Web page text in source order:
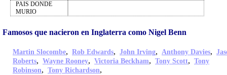
PAIS DONDE
MURIO
Famosos que nacieron en Inglaterra como Nigel Benn
Martin Slocombe, Rob Edwards, John Irving, Anthony Davies,
Roberts, Wayne Rooney, Victoria Beckham, Tony Scott, Tony
Robinson, Tony Richardson,